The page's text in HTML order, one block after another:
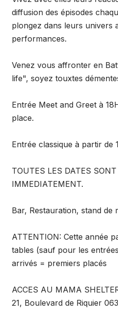
diffusion des épisodes
plongez dans leurs univers
performances.
Venez vous affronter en
life", soyez touxtes
Entrée Meet and Greet à
place.
Entrée classique à partir de
TOUTES LES DATES
IMMEDIATEMENT.
Bar, Restauration, stand de
ATTENTION: Cette année
tables (sauf pour les
arrivés = premiers placés
ACCES AU MAMA
21, Boulevard de Riquier